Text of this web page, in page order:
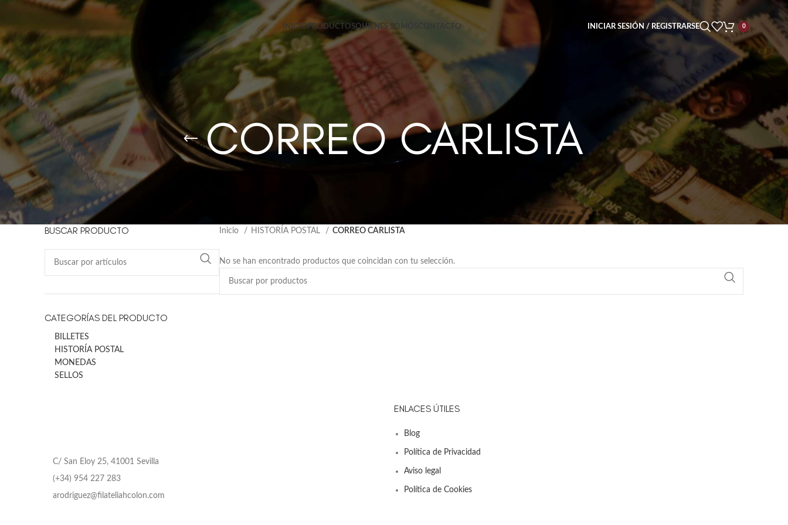
INICIOPRODUCTOSQUIENES SOMOS CONTACTO INICIAR SESIÓN / REGISTRARSE 0
CORREO CARLISTA
BUSCAR PRODUCTO
CATEGORÍAS DEL PRODUCTO
BILLETES
HISTORÍA POSTAL
MONEDAS
SELLOS
Inicio HISTORÍA POSTAL CORREO CARLISTA
No se han encontrado productos que coincidan con tu selección.
C/ San Eloy 25, 41001 Sevilla
(+34) 954 227 283
arodriguez@filateliahcolon.com
ENLACES ÚTILES
Blog
Política de Privacidad
Aviso legal
Política de Cookies